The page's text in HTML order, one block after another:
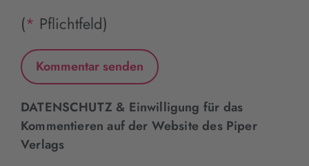
(* Pflichtfeld)
DATENSCHUTZ & Einwilligung für das
Kommentieren auf der Website des Piper
Verlags